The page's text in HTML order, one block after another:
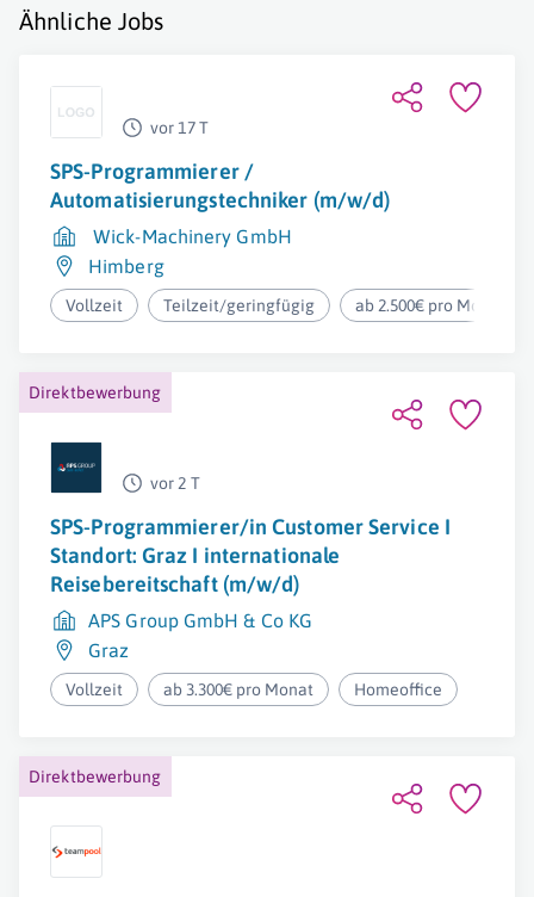
Ähnliche Jobs
vor 17 T
SPS-Programmierer /
Automatisierungstechniker (m/w/d)
Wick-Machinery GmbH
Himberg
Vollzeit Teilzeit/geringfügig ab 2.500€ pro Monat
Direktbewerbung
vor 2 T
SPS-Programmierer/in Customer Service I
Standort: Graz I internationale
Reisebereitschaft (m/w/d)
APS Group GmbH & Co KG
Graz
Vollzeit ab 3.300€ pro Monat Homeoffice
Direktbewerbung